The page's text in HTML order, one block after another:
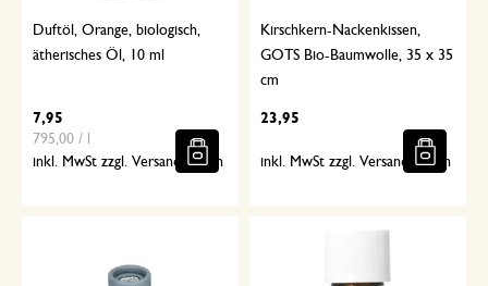
Duftöl, Orange, biologisch,
ätherisches Öl, 10 ml
7,95
795,00 / l
inkl. MwSt zzgl. Versandkosten
Kirschkern-Nackenkissen,
GOTS Bio-Baumwolle, 35 x 35
cm
23,95
inkl. MwSt zzgl. Versandkosten